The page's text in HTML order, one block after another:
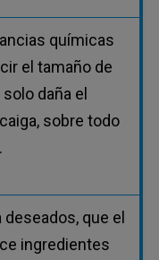
químicas
el tamaño de
daña el
sobre todo
que el
ingredientes